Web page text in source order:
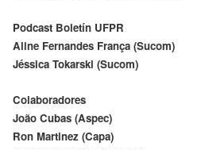
Podcast Boletín UFPR
Aline Fernandes França (Sucom)
Jéssica Tokarski (Sucom)
Colaboradores
João Cubas (Aspec)
Ron Martinez (Capa)